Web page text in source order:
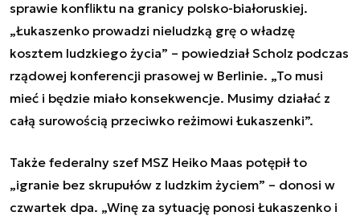
sprawie konfliktu na granicy polsko-białoruskiej.
„Łukaszenko prowadzi nieludzką grę o władzę
kosztem ludzkiego życia” – powiedział Scholz podczas
rządowej konferencji prasowej w Berlinie. „To musi
mieć i będzie miało konsekwencje. Musimy działać z
całą surowością przeciwko reżimowi Łukaszenki”.
Także federalny szef MSZ Heiko Maas potępił to
„igranie bez skrupułów z ludzkim życiem” – donosi w
czwartek dpa. „Winę za sytuację ponosi Łukaszenko i